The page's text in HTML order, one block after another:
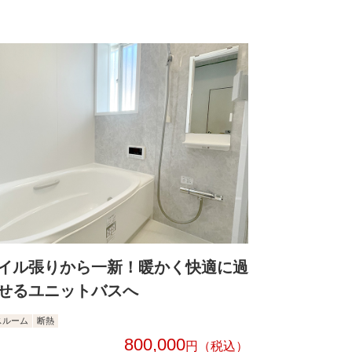
ル張りから一新！暖かく快適に過
るユニットバスへ
ルーム 断熱
800,000円